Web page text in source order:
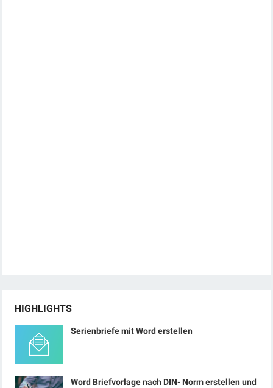
HIGHLIGHTS
Serienbriefe mit Word erstellen
Word Briefvorlage nach DIN- Norm erstellen und